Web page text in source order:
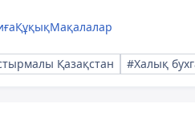
ҚұқықМақалалар
Қазақстан #Халық